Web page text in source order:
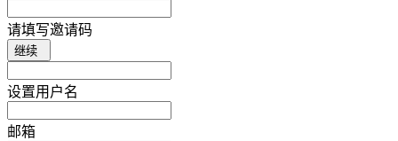
请填写邀请码
继续
设置用户名
邮箱